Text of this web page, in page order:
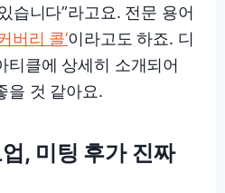
습니다”라고요. 전문 용어
버리 콜’이라고도 하죠. 디
티클에 상세히 소개되어
을 것 같아요.
, 미팅 후가 진짜